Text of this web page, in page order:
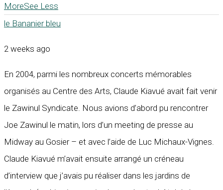
MoreSee Less
le Bananier bleu
2 weeks ago
En 2004, parmi les nombreux concerts mémorables
organisés au Centre des Arts, Claude Kiavué avait fait venir
le Zawinul Syndicate. Nous avions d’abord pu rencontrer
Joe Zawinul le matin, lors d’un meeting de presse au
Midway au Gosier – et avec l’aide de Luc Michaux-Vignes.
Claude Kiavué m’avait ensuite arrangé un créneau
d’interview que j’avais pu réaliser dans les jardins de